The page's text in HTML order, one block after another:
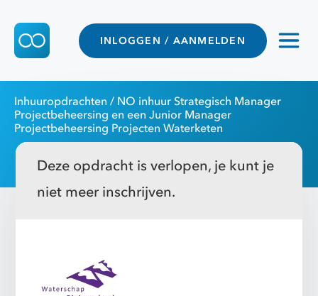
INLOGGEN / AANMELDEN
Inhuuropdrachten / NO inhuur Strategisch Manager
Projectbeheersing en een Junior Manager
Projectbeheersing Projecten Waterketen
Deze opdracht is verlopen, je kunt je
niet meer inschrijven.